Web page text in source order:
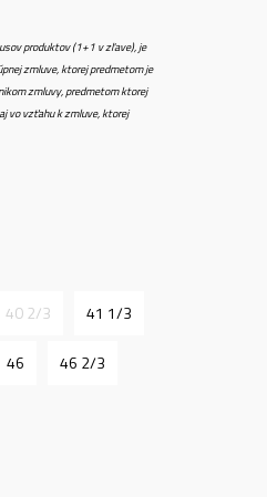
produktov (1+1 v zľave), je
zmluve, ktorej predmetom je
zmluvy, predmetom ktorej
vo vzťahu k zmluve, ktorej
40 2/3 41 1/3
46 46 2/3